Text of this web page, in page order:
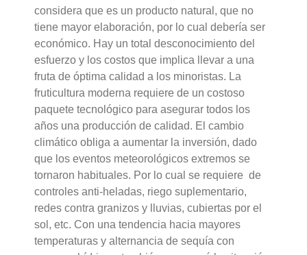
considera que es un producto natural, que no
tiene mayor elaboración, por lo cual debería ser
económico. Hay un total desconocimiento del
esfuerzo y los costos que implica llevar a una
fruta de óptima calidad a los minoristas. La
fruticultura moderna requiere de un costoso
paquete tecnológico para asegurar todos los
años una producción de calidad. El cambio
climático obliga a aumentar la inversión, dado
que los eventos meteorológicos extremos se
tornaron habituales. Por lo cual se requiere de
controles anti-heladas, riego suplementario,
redes contra granizos y lluvias, cubiertas por el
sol, etc. Con una tendencia hacia mayores
temperaturas y alternancia de sequía con